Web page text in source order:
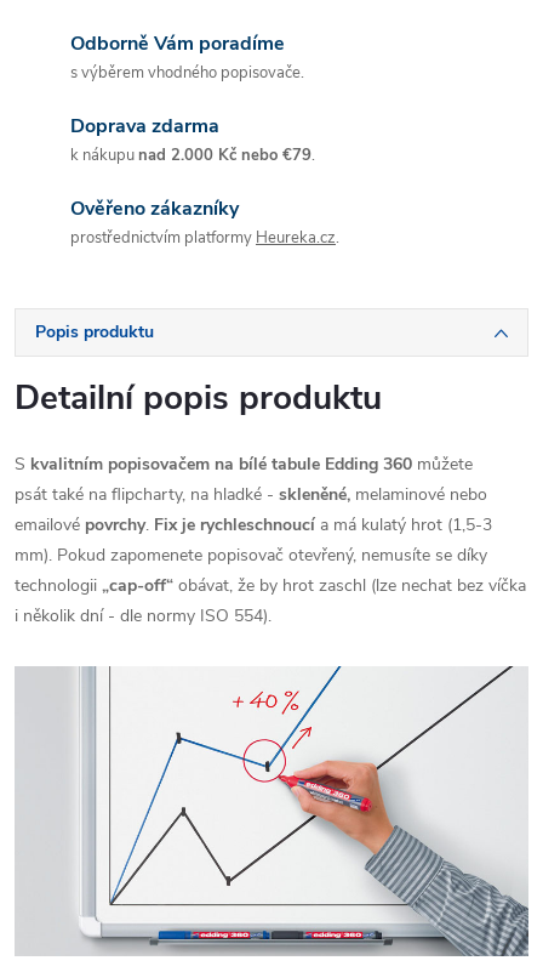
Odborně Vám poradíme
s výběrem vhodného popisovače.
Doprava zdarma
k nákupunad 2.000 Kč nebo €79.
Ověřeno zákazníky
prostřednictvím platformy Heureka.cz.
Popis produktu
Detailní popis produktu
S kvalitním popisovačem na bílé tabule Edding 360 můžete
psát také na flipcharty, na hladké - skleněné, melaminové nebo
emailové povrchy. Fix je rychleschnoucí a má kulatý hrot (1,5-3
mm). Pokud zapomenete popisovač otevřený, nemusíte se díky
technologii „cap-off“ obávat, že by hrot zaschl (lze nechat bez víčka
i několik dní - dle normy ISO 554).